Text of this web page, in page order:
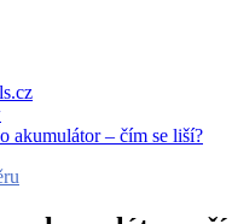
akumulátor – čím se liší?